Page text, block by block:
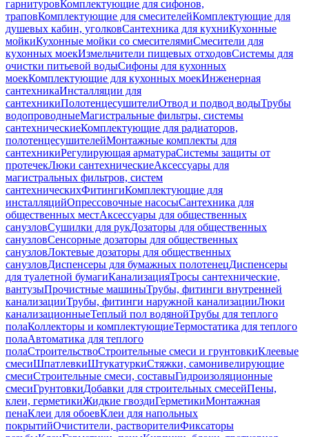
гарнитуровКомплектующие для сифонов,
траповКомплектующие для смесителейКомплектующие для
душевых кабин, уголковСантехника для кухниКухонные
мойкиКухонные мойки со смесителямиСмесители для
кухонных моекИзмельчители пищевых отходовСистемы для
очистки питьевой водыСифоны для кухонных
моекКомплектующие для кухонных моекИнженерная
сантехникаИнсталляции для
сантехникиПолотенцесушителиОтвод и подвод водыТрубы
водопроводныеМагистральные фильтры, системы
сантехническиеКомплектующие для радиаторов,
полотенцесушителейМонтажные комплекты для
сантехникиРегулирующая арматураСистемы защиты от
протечекЛюки сантехническиеАксессуары для
магистральных фильтров, систем
сантехническихФитингиКомплектующие для
инсталляцийОпрессовочные насосыСантехника для
общественных местАксессуары для общественных
санузловСушилки для рукДозаторы для общественных
санузловСенсорные дозаторы для общественных
санузловЛоктевые дозаторы для общественных
санузловДиспенсеры для бумажных полотенецДиспенсеры
для туалетной бумагиКанализацияТросы сантехнические,
вантузыПрочистные машиныТрубы, фитинги внутренней
канализацииТрубы, фитинги наружной канализацииЛюки
канализационныеТеплый пол водянойТрубы для теплого
полаКоллекторы и комплектующиеТермостатика для теплого
полаАвтоматика для теплого
полаСтроительствоСтроительные смеси и грунтовкиКлеевые
смесиШпатлевкиШтукатуркиСтяжки, самонивелирующие
смесиСтроительные смеси, составыГидроизоляционные
смесиГрунтовкиДобавки для строительных смесейПены,
клеи, герметикиЖидкие гвоздиГерметикиМонтажная
пенаКлеи для обоевКлеи для напольных
покрытийОчистители, растворителиФиксаторы